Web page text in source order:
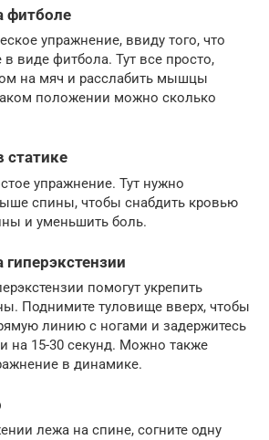
фитболе
упражнение, ввиду того, что
виде фитбола. Тут все просто,
на мяч и расслабить мышцы
положении можно сколько
статике
упражнение. Тут нужно
спины, чтобы снабдить кровью
и уменьшить боль.
гиперэкстензии
помогут укрепить
Поднимите туловище вверх, чтобы
линию с ногами и задержитесь
на 15-30 секунд. Можно также
в динамике.
лежа на спине, согните одну